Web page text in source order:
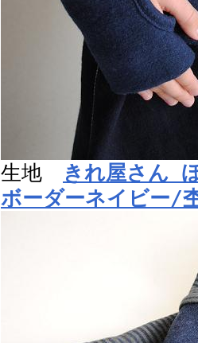
生地
きれ屋さん
ボーダーネイビー/